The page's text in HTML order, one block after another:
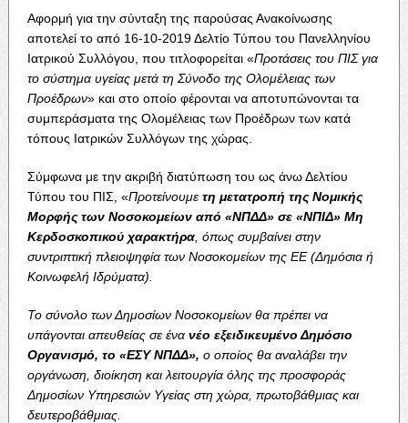
Αφορμή για την σύνταξη της παρούσας Ανακοίνωσης
αποτελεί το από 16-10-2019 Δελτίο Τύπου του Πανελληνίου
Ιατρικού Συλλόγου, που τιτλοφορείται «Προτάσεις του ΠΙΣ για
το σύστημα υγείας μετά τη Σύνοδο της Ολομέλειας των
Προέδρων» και στο οποίο φέρονται να αποτυπώνονται τα
συμπεράσματα της Ολομέλειας των Προέδρων των κατά
τόπους Ιατρικών Συλλόγων της χώρας.
Σύμφωνα με την ακριβή διατύπωση του ως άνω Δελτίου
Τύπου του ΠΙΣ, «Προτείνουμετη μετατροπή της Νομικής
Μορφής των Νοσοκομείων από «ΝΠΔΔ» σε «ΝΠΙΔ» Μη
Κερδοσκοπικού χαρακτήρα, όπως συμβαίνει στην
συντριπτική πλειοψηφία των Νοσοκομείων της ΕΕ (Δημόσια ή
Κοινωφελή Ιδρύματα).
Το σύνολο των Δημοσίων Νοσοκομείων θα πρέπει να
υπάγονται απευθείας σε ένα νέο εξειδικευμένο Δημόσιο
Οργανισμό, το «ΕΣΥ ΝΠΔΔ», ο οποίος θα αναλάβει την
οργάνωση, διοίκηση και λειτουργία όλης της προσφοράς
Δημοσίων Υπηρεσιών Υγείας στη χώρα, πρωτοβάθμιας και
δευτεροβάθμιας.